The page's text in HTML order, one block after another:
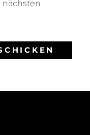
nächsten